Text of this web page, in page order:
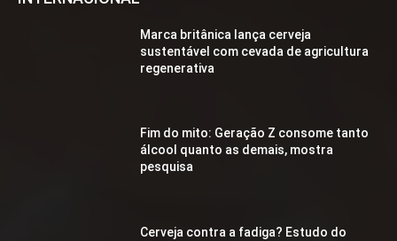
Marca britânica lança cerveja
sustentável com cevada de agricultura
regenerativa
Fim do mito: Geração Z consome tanto
álcool quanto as demais, mostra
pesquisa
Cerveja contra a fadiga? Estudo do